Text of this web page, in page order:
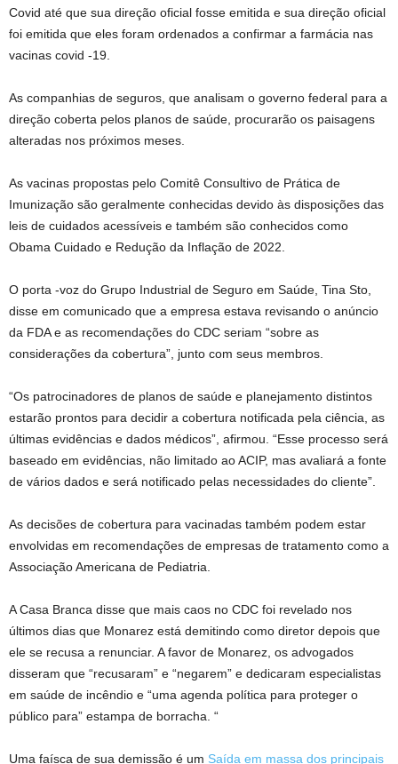
Covid até que sua direção oficial fosse emitida e sua direção oficial
foi emitida que eles foram ordenados a confirmar a farmácia nas
vacinas covid -19.
As companhias de seguros, que analisam o governo federal para a
direção coberta pelos planos de saúde, procurarão os paisagens
alteradas nos próximos meses.
As vacinas propostas pelo Comitê Consultivo de Prática de
Imunização são geralmente conhecidas devido às disposições das
leis de cuidados acessíveis e também são conhecidos como
Obama Cuidado e Redução da Inflação de 2022.
O porta -voz do Grupo Industrial de Seguro em Saúde, Tina Sto,
disse em comunicado que a empresa estava revisando o anúncio
da FDA e as recomendações do CDC seriam “sobre as
considerações da cobertura”, junto com seus membros.
“Os patrocinadores de planos de saúde e planejamento distintos
estarão prontos para decidir a cobertura notificada pela ciência, as
últimas evidências e dados médicos”, afirmou. “Esse processo será
baseado em evidências, não limitado ao ACIP, mas avaliará a fonte
de vários dados e será notificado pelas necessidades do cliente”.
As decisões de cobertura para vacinadas também podem estar
envolvidas em recomendações de empresas de tratamento como a
Associação Americana de Pediatria.
A Casa Branca disse que mais caos no CDC foi revelado nos
últimos dias que Monarez está demitindo como diretor depois que
ele se recusa a renunciar. A favor de Monarez, os advogados
disseram que “recusaram” e “negarem” e dedicaram especialistas
em saúde de incêndio e “uma agenda política para proteger o
público para” estampa de borracha. “
Uma faísca de sua demissão é um Saída em massa dos principais